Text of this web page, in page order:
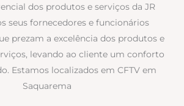
dos produtos e serviços da JR
seus fornecedores e funcionários
prezam a excelência dos produtos e
levando ao cliente um conforto
Estamos localizados em CFTV em
Saquarema